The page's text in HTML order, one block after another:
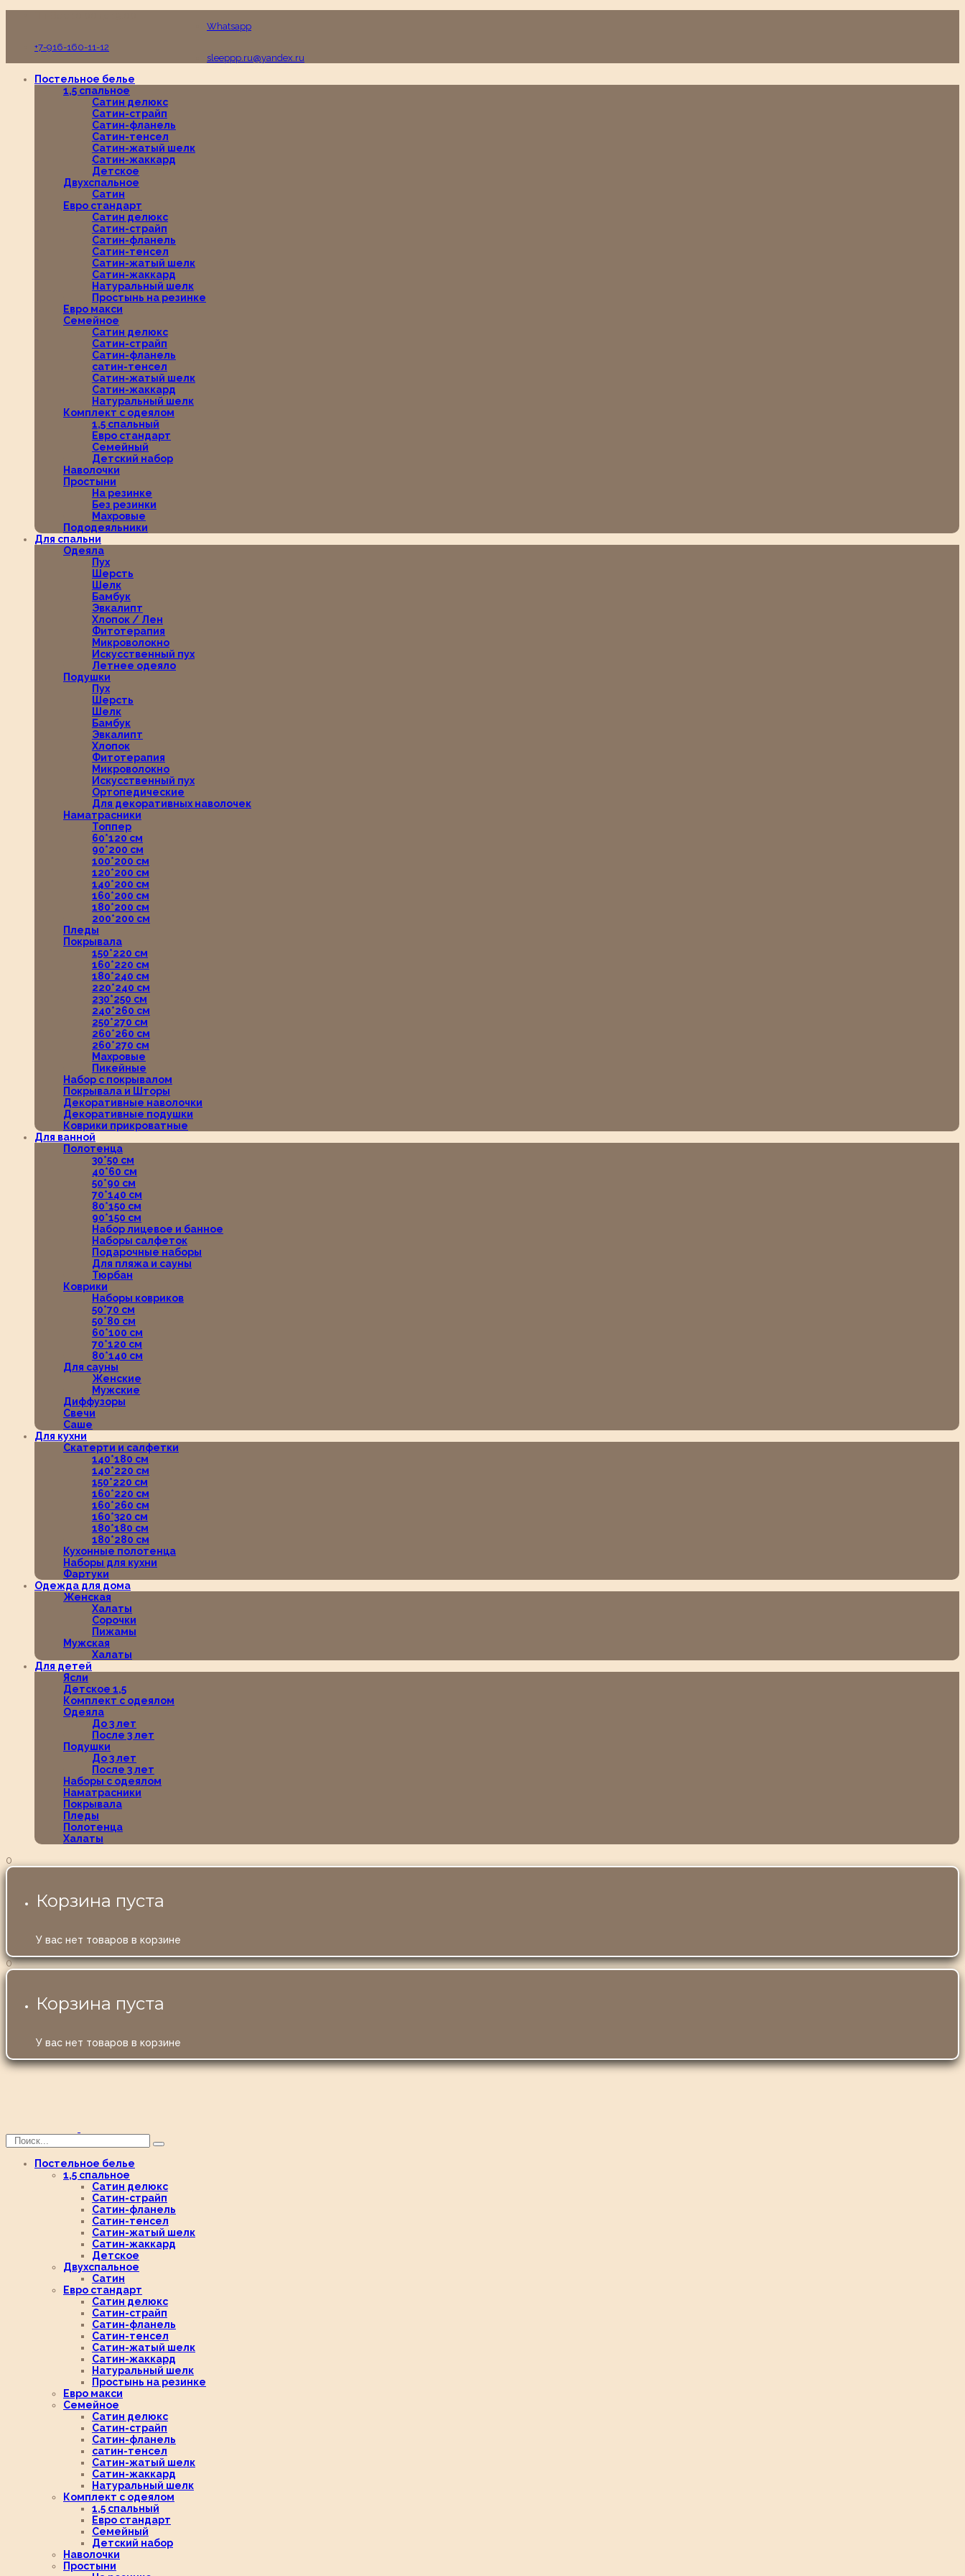
Whatsapp
+7-916-160-11-12
sleeppp.ru@yandex.ru
Постельное белье
1,5 спальное
Сатин делюкс
Сатин-страйп
Сатин-фланель
Сатин-тенсел
Сатин-жатый шелк
Сатин-жаккард
Детское
Двухспальное
Сатин
Евро стандарт
Сатин делюкс
Сатин-страйп
Сатин-фланель
Сатин-тенсел
Сатин-жатый шелк
Сатин-жаккард
Натуральный шелк
Простынь на резинке
Евро макси
Семейное
Сатин делюкс
Сатин-страйп
Сатин-фланель
сатин-тенсел
Сатин-жатый шелк
Сатин-жаккард
Натуральный шелк
Комплект с одеялом
1,5 спальный
Евро стандарт
Семейный
Детский набор
Наволочки
Простыни
На резинке
Без резинки
Махровые
Пододеяльники
Для спальни
Одеяла
Пух
Шерсть
Шелк
Бамбук
Эвкалипт
Хлопок / Лен
Фитотерапия
Микроволокно
Искусственный пух
Летнее одеяло
Подушки
Пух
Шерсть
Шелк
Бамбук
Эвкалипт
Хлопок
Фитотерапия
Микроволокно
Искусственный пух
Ортопедические
Для декоративных наволочек
Наматрасники
Топпер
60*120 см
90*200 см
100*200 см
120*200 см
140*200 см
160*200 см
180*200 см
200*200 см
Пледы
Покрывала
150*220 см
160*220 см
180*240 см
220*240 см
230*250 см
240*260 см
250*270 см
260*260 см
260*270 см
Махровые
Пикейные
Набор с покрывалом
Покрывала и Шторы
Декоративные наволочки
Декоративные подушки
Коврики прикроватные
Для ванной
Полотенца
30*50 см
40*60 см
50*90 см
70*140 см
80*150 см
90*150 см
Набор лицевое и банное
Наборы салфеток
Подарочные наборы
Для пляжа и сауны
Тюрбан
Коврики
Наборы ковриков
50*70 см
50*80 см
60*100 см
70*120 см
80*140 см
Для сауны
Женские
Мужские
Диффузоры
Свечи
Саше
Для кухни
Скатерти и салфетки
140*180 см
140*220 см
150*220 см
160*220 см
160*260 см
160*320 см
180*180 см
180*280 см
Кухонные полотенца
Наборы для кухни
Фартуки
Одежда для дома
Женская
Халаты
Сорочки
Пижамы
Мужская
Халаты
Для детей
Ясли
Детское 1,5
Комплект с одеялом
Одеяла
До 3 лет
После 3 лет
Подушки
До 3 лет
После 3 лет
Наборы с одеялом
Наматрасники
Покрывала
Пледы
Полотенца
Халаты
0
Корзина пуста
У вас нет товаров в корзине
0
Корзина пуста
У вас нет товаров в корзине
Постельное белье
1,5 спальное
Сатин делюкс
Сатин-страйп
Сатин-фланель
Сатин-тенсел
Сатин-жатый шелк
Сатин-жаккард
Детское
Двухспальное
Сатин
Евро стандарт
Сатин делюкс
Сатин-страйп
Сатин-фланель
Сатин-тенсел
Сатин-жатый шелк
Сатин-жаккард
Натуральный шелк
Простынь на резинке
Евро макси
Семейное
Сатин делюкс
Сатин-страйп
Сатин-фланель
сатин-тенсел
Сатин-жатый шелк
Сатин-жаккард
Натуральный шелк
Комплект с одеялом
1,5 спальный
Евро стандарт
Семейный
Детский набор
Наволочки
Простыни